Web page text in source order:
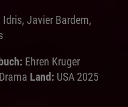
Javier Bardem,
Ehren Kruger
Drama Land: USA 2025